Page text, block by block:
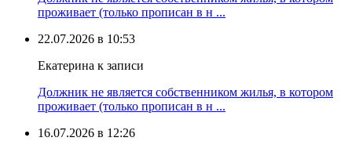
проживает (только прописан в н ...
22.07.2026 в 10:53
Екатерина к записи
Должник не является собственником жилья, в котором
проживает (только прописан в н ...
16.07.2026 в 12:26